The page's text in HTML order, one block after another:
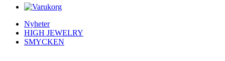
Nyheter
HIGH JEWELRY
SMYCKEN